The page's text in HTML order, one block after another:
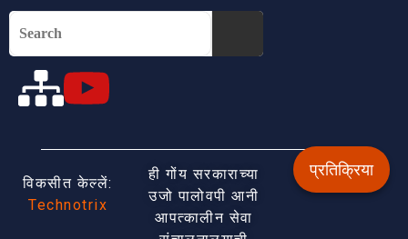
प्रतिक्रिया
विकसीत केल्लें:
Technotrix
ही गोंय सरकाराच्या
उजो पालोवपी आनी
आपत्कालीन सेवा